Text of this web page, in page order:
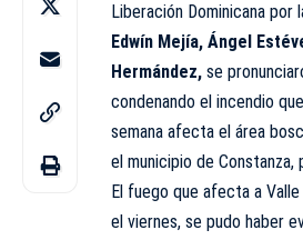
Liberación Dominicana por
Edwín Mejía, Ángel
Hermández, se
condenando el incendio
semana afecta el área
el municipio de Constanza,
El fuego que afecta a
el viernes, se pudo haber